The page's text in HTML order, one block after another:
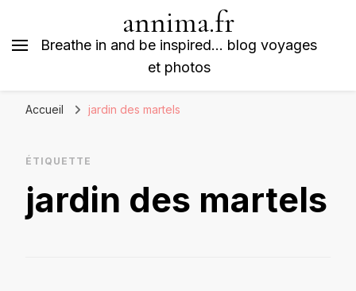
annima.fr
Breathe in and be inspired… blog voyages
et photos
Accueil jardin des martels
ÉTIQUETTE
jardin des martels